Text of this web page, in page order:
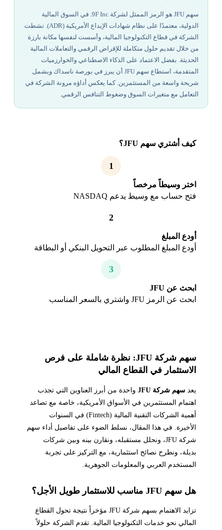
سهم JFU هو الرمز الممثل لشركة 9F Inc. في السوق المالية
الدولية، معتمدًا على نظام شهادات الإيداع الأمريكية (ADR). نشطت
الشركة في قطاع التكنولوجيا المالية، وأسست لنفسها مكانة بارزة
من خلال تقديم حلول متكاملة للإقراض الرقمي والتعاملات المالية
الحديثة. بفضل الاعتماد على الذكاء الاصطناعي والخوارزميات
المتقدمة، استطاع سهم JFU أن يبرز في بورصة ناسداك ويشمل
شريحة واسعة من المستثمرين. كما يعكس أداؤه مرونة الشركة في
التعامل مع متغيرات السوق وضغوط التنافس الرقمي.
كيف أشتري سهم JFU؟
1
اختر وسيطاً مرخصاً
فتح حساب مع وسيط يدعم NASDAQ
2
أودع المبلغ
أودع المبلغ المطلوب عبر التحويل البنكي أو البطاقة
3
ابحث عن JFU
ابحث عن الرمز JFU واشتري بالسعر المناسب
سهم شركة JFU: نظرة شاملة على فرص
الاستثمار في القطاع المالي
يعد سهم شركة JFU
واحدة من أبرز العناوين التي تجذب
اهتمام المستثمرين في الأسواق الأمريكية، خاصة مع تصاعد
أهمية الشركات التقنية المالية (Fintech) في السنوات
الأخيرة. في هذا المقال، نسلط الضوء على تفاصيل أداء سهم
شركة JFU، ونحلل مستقبله، ونقارن بينه وبين شركات
بديلة، ونطرح نصائح استثمارية، مع التركيز على تجربة
المستخدم العربي والمعلومات الجوهرية.
هل سهم JFU مناسب للاستثمار طويل الأجل؟
تزايد الاهتمام بسهم شركة JFU مؤخراً نتيجة تحول القطاع
المالي نحو خدمات التكنولوجيا المالية. تقدم الشركة حلولاً